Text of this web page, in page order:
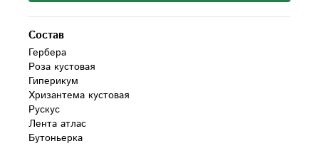
Состав
Гербера
Роза кустовая
Гиперикум
Хризантема кустовая
Рускус
Лента атлас
Бутоньерка